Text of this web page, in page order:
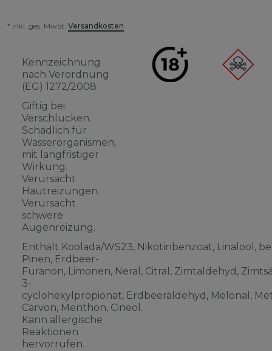
* inkl. ges. MwSt. Versandkosten
Kennzeichnung
nach Verordnung
(EG) 1272/2008
Giftig bei
Verschlucken.
Schädlich für
Wasserorganismen,
mit langfristiger
Wirkung.
Verursacht
Hautreizungen.
Verursacht
schwere
Augenreizung.
Enthält Koolada/WS23, Nikotinbenzoat, Linalool,
Pinen, Erdbeer-
Furanon, Limonen, Neral, Citral, Zimtaldehyd,
3-
cyclohexylpropionat, Erdbeeraldehyd, Melonal,
Carvon, Menthon, Cineol.
Kann allergische
Reaktionen
hervorrufen.